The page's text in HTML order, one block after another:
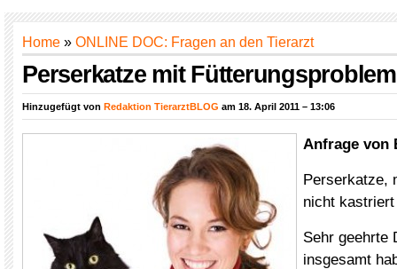
Home » ONLINE DOC: Fragen an den Tierarzt
Perserkatze mit Fütterungsproblem
Hinzugefügt von Redaktion TierarztBLOG am 18. April 2011 – 13:06
Anfrage von
Perserkatze,
nicht kastriert
Sehr geehrte
insgesamt